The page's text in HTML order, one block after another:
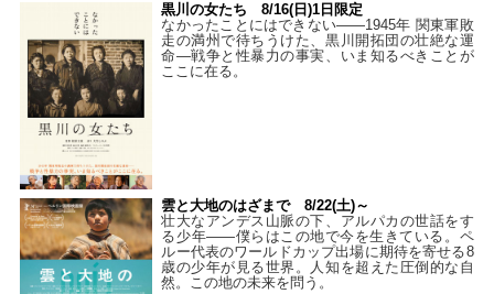
黒川の女たち 8/16(日)1日限定
なかったことにはできない——1945年 関東軍敗
走の満州で待ちうけた、黒川開拓団の壮絶な運
命―戦争と性暴力の事実、いま知るべきことが
ここに在る。
雲と大地のはざまで 8/22(土)～
壮大なアンデス山脈の下、アルパカの世話をす
る少年――僕らはこの地で今を生きている。ペ
ルー代表のワールドカップ出場に期待を寄せる8
歳の少年が見る世界。人知を超えた圧倒的な自
然。この地の未来を問う。